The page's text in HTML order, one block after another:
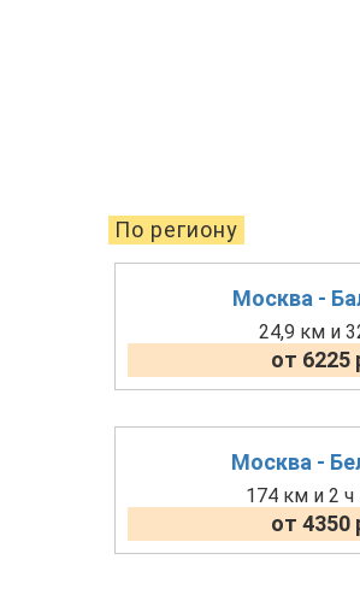
По региону
Москва -
24,9 км и
от 6225
Москва -
174 км и 2
от 4350